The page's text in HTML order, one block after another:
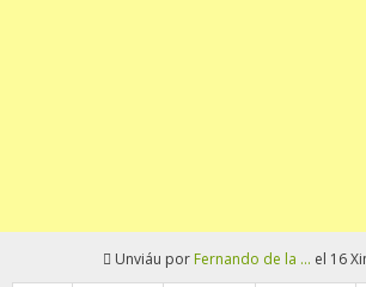
Unviáu por Fernando de la ... el 16